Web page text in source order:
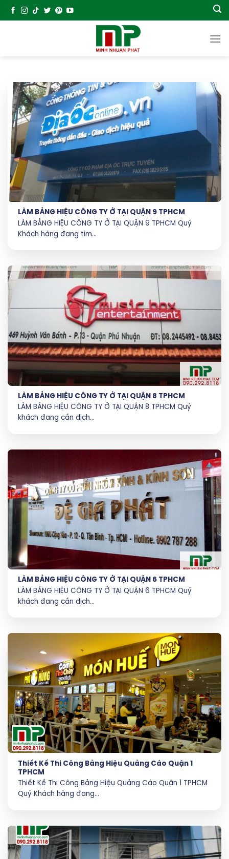
Chuyển
đến
LÀM BẢNG HIỆU CÔNG TY Ở TẠI QUẬN 9 TPHCM
LÀM BẢNG HIỆU CÔNG TY Ở TẠI QUẬN 9 TPHCM Quý
Khách hàng đang tìm...
LÀM BẢNG HIỆU CÔNG TY Ở TẠI QUẬN 8 TPHCM
LÀM BẢNG HIỆU CÔNG TY Ở TẠI QUẬN 8 TPHCM Quý
khách đang cần dịch...
LÀM BẢNG HIỆU CÔNG TY Ở TẠI QUẬN 6 TPHCM
LÀM BẢNG HIỆU CÔNG TY Ở TẠI QUẬN 6 TPHCM Quý
khách đang cần dịch...
Thiết Kế Thi Công Bảng Hiệu Quảng Cáo Quận 1
TPHCM
Thiết Kế Thi Công Bảng Hiệu Quảng Cáo Quận 1 TPHCM
Quý Khách hàng đang...